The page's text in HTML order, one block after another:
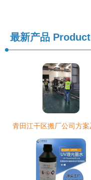
最新产品 Product